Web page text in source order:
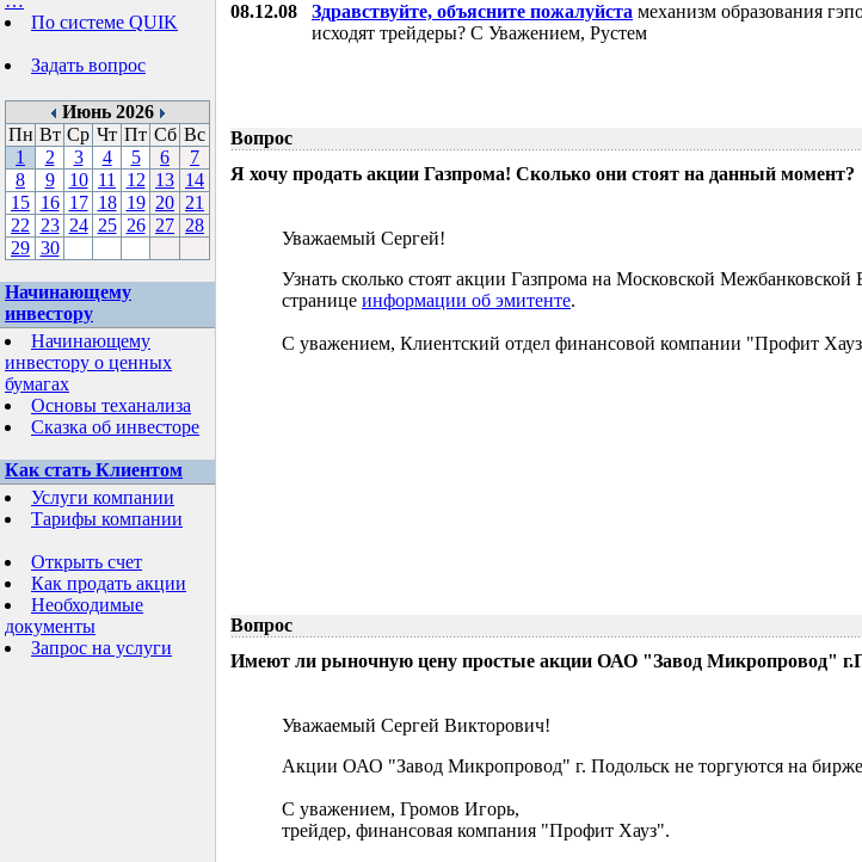
По системе QUIK
Задать вопрос
Июнь 2026
Пн Вт Ср Чт Пт Сб Вс
1
2 3 4 5 6
7
8
9 10 11 12 13 14
15 16 17 18 19 20 21
22
23 24 25 26 27 28
29 30
Начинающему
инвестору
Начинающему
инвестору о ценных
бумагах
Основы теханализа
Сказка об инвесторе
Как стать Клиентом
Услуги компании
Тарифы компании
Открыть счет
Как продать акции
Необходимые
документы
Запрос на услуги
08.12.08 Здравствуйте, объясните пожалуйста механизм образования
исходят трейдеры? С Уважением, Рустем
Вопрос
Я хочу продать акции Газпрома! Сколько они стоят на данный момент?
Уважаемый Сергей!
Узнать сколько стоят акции Газпрома на Московской
странице информации об эмитенте.
С уважением, Клиентский отдел финансовой компании "Профит
Вопрос
Имеют ли рыночную цену простые акции ОАО "Завод Микропровод"
Уважаемый Сергей Викторович!
Акции ОАО "Завод Микропровод" г. Подольск не торгуются на
С уважением, Громов Игорь,
трейдер, финансовая компания "Профит Хауз".